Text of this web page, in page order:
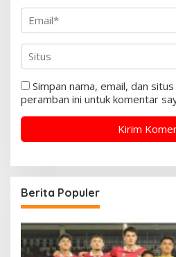
Simpan nama, email, dan
peramban ini untuk komentar
Berita Populer